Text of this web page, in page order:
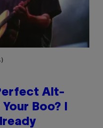
Alt-
Boo? I